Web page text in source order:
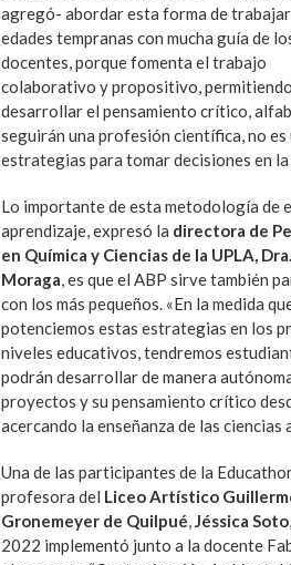
agregó- abordar esta forma de
edades tempranas con mucha guía de
docentes, porque fomenta el trabajo
colaborativo y propositivo,
desarrollar el pensamiento crítico,
seguirán una profesión científica, no
estrategias para tomar decisiones en
Lo importante de esta metodología de
aprendizaje, expresó la directora de
en Química y Ciencias de la UPLA,
Moraga, es que el ABP sirve también
con los más pequeños. «En la medida
potenciemos estas estrategias en los
niveles educativos, tendremos
podrán desarrollar de manera
proyectos y su pensamiento crítico
acercando la enseñanza de las ciencias
Una de las participantes de la
profesora del Liceo Artístico
Gronemeyer de Quilpué,Jéssica Soto
2022 implementó junto a la docente